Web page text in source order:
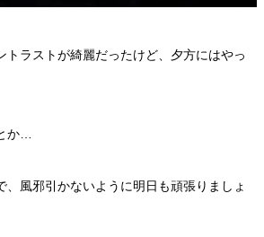
トラストが綺麗だったけど、夕方にはやっ
か…
、風邪引かないように明日も頑張りましょ